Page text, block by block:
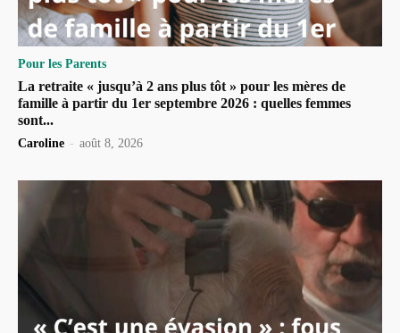
Pour les Parents
La retraite « jusqu’à 2 ans plus tôt » pour les mères de
famille à partir du 1er septembre 2026 : quelles femmes
sont...
Caroline - août 8, 2026